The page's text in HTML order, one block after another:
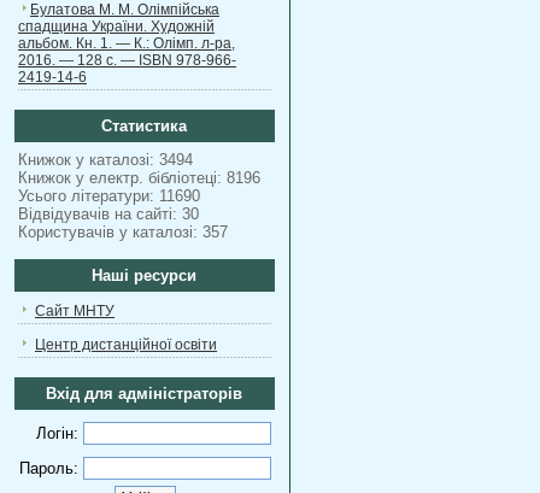
Булатова М. М. Олімпійська
спадщина України. Художній
альбом. Кн. 1. — К.: Олімп. л-ра,
2016. — 128 с. — ISBN 978-966-
2419-14-6
Статистика
Книжок у каталозі: 3494
Книжок у електр. бібліотеці: 8196
Усього літератури: 11690
Відвідувачів на сайті: 30
Користувачів у каталозі: 357
Наші ресурси
Сайт МНТУ
Центр дистанційної освіти
Вхід для адміністраторів
Логін:
Пароль: